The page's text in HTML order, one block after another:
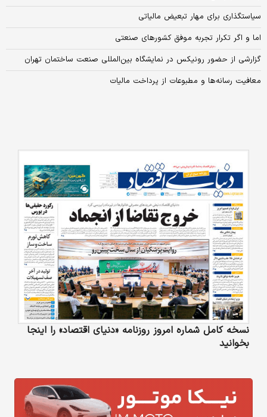
سیاستگذاری برای مهار تبعیض مالیاتی
اما و اگر تکرار تجربه موفق کشورهای صنعتی
گزارشی از حضور رونیکس در نمایشگاه بین‌المللی صنعت ساختمان تهران
معافیت رسانه‌ها و مطبوعات از پرداخت مالیات
نسخه کامل شماره امروز روزنامه «دنیای‌ اقتصاد» را اینجا
بخوانید